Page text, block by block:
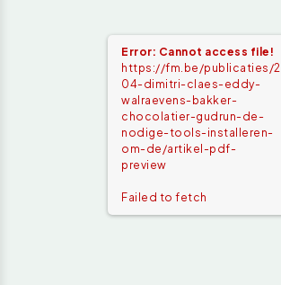
Error: Cannot access file!
https://fm.be/publicaties/2
04-dimitri-claes-eddy-
walraevens-bakker-
chocolatier-gudrun-de-
nodige-tools-installeren-
om-de/artikel-pdf-
preview
Failed to fetch